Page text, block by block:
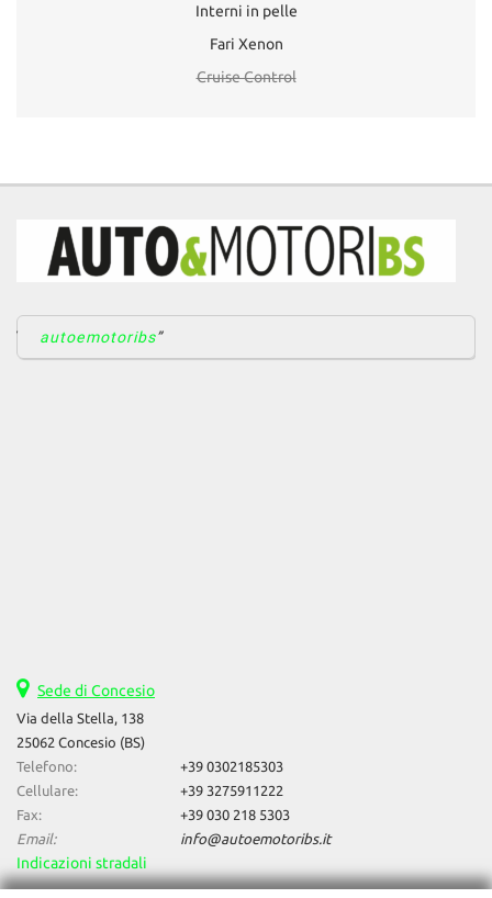
Interni in pelle
Fari Xenon
Cruise Control
autoemotoribs
Sede di Concesio
Via della Stella, 138
25062 Concesio (BS)
Telefono:
+39 0302185303
Cellulare:
+39 3275911222
Fax:
+39 030 218 5303
Email:
info@autoemotoribs.it
Indicazioni stradali